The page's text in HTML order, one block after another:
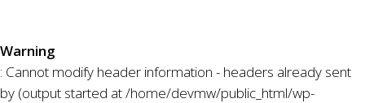
Warning
: Cannot modify header information - headers already sent
by (output started at /home/devmw/public_html/wp-